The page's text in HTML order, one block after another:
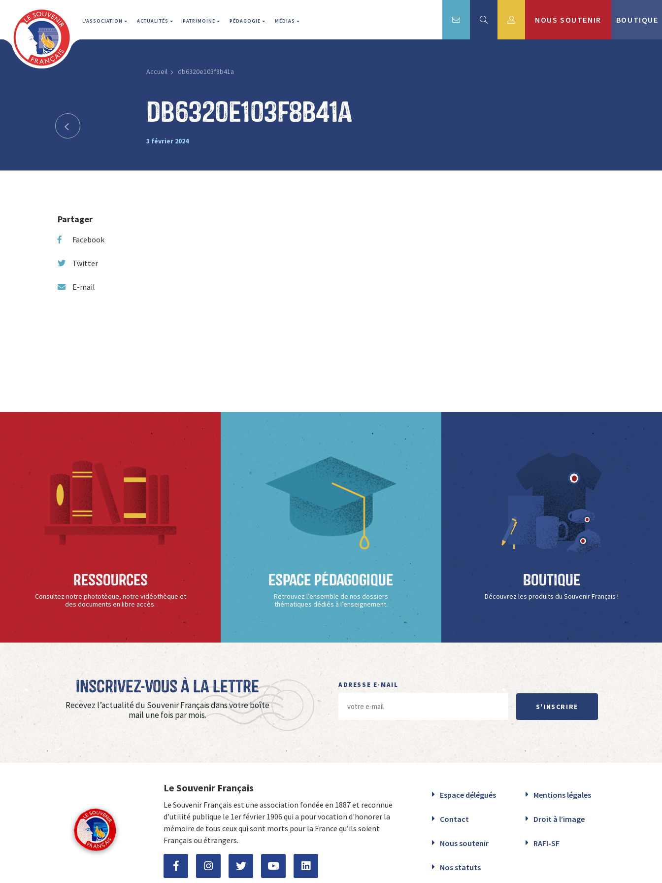
L'ASSOCIATION ACTUALITÉS PATRIMOINE PÉDAGOGIE MÉDIAS NOUS SOUTENIR BOUTIQUE
Accueil db6320e103f8b41a
db6320e103f8b41a
3 février 2024
Partager
Facebook
Twitter
E-mail
Ressources
Consultez notre phototèque, notre vidéothèque et
des documents en libre accès.
Espace Pédagogique
Retrouvez l’ensemble de nos dossiers
thématiques dédiés à l’enseignement.
Boutique
Découvrez les produits du Souvenir Français !
Inscrivez-vous à La Lettre
Recevez l’actualité du Souvenir Français dans votre boîte
mail une fois par mois.
ADRESSE E-MAIL
S'INSCRIRE
Le Souvenir Français
Le Souvenir Français est une association fondée en 1887 et reconnue
d’utilité publique le 1er février 1906 qui a pour vocation d'honorer la
mémoire de tous ceux qui sont morts pour la France qu’ils soient
Français ou étrangers.
Espace délégués Mentions légales
Contact Droit à l’image
Nous soutenir RAFI-SF
Nos statuts